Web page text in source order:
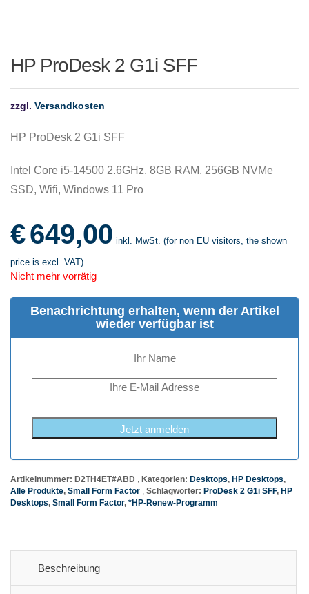
HP ProDesk 2 G1i SFF
zzgl. Versandkosten
HP ProDesk 2 G1i SFF
Intel Core i5-14500 2.6GHz, 8GB RAM, 256GB NVMe
SSD, Wifi, Windows 11 Pro
€649,00 inkl. MwSt. (for non EU visitors, the shown
price is excl. VAT)
Nicht mehr vorrätig
Benachrichtung erhalten, wenn der Artikel
wieder verfügbar ist
Jetzt anmelden
Artikelnummer: D2TH4ET#ABD Kategorien: Desktops, HP Desktops,
Alle Produkte, Small Form Factor Schlagwörter: ProDesk 2 G1i SFF, HP
Desktops, Small Form Factor, *HP-Renew-Programm
Beschreibung